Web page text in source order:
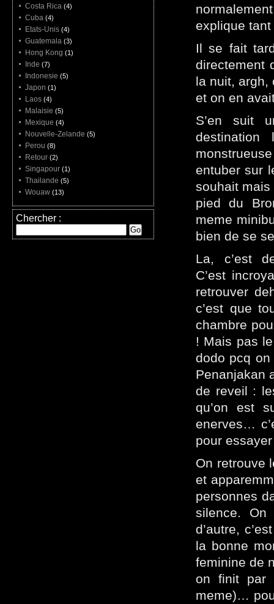
explique tant
Il se fait
directement
la nuit, argh,
et on en
S’en suit
entuber sur
souhait
pied du
meme
bien de se
La, c’est
C’est
retrouver
c’est que
chambre
! Mais pas
dodo pcq
Penanjakan
de reveil :
qu’on est
enerves…
pour
On retrouve
et
personnes
silence. On
d’autre,
la bonne
feminine de
on finit par
meme)…
Costa Rica (4)
Cuba (4)
Etats-Unis (4)
Guatemala (3)
Hong Kong (1)
Inde (7)
Indonesie (5)
Japon (1)
Laos (4)
Malaisie (5)
Mexique (4)
Nouvelle-Zelande (5)
Perou (8)
Retour (2)
Singapour (1)
Thailande (5)
Wouaw (13)
Chercher :